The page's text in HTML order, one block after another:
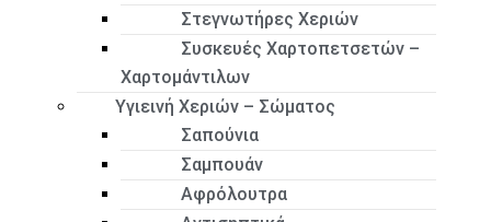
Στεγνωτήρες Χεριών
Συσκευές Χαρτοπετσετών –
Χαρτομάντιλων
Υγιεινή Χεριών – Σώματος
Σαπούνια
Σαμπουάν
Αφρόλουτρα